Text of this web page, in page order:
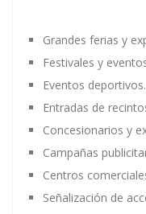
Grandes ferias y
Festivales y
Eventos deportivos.
Entradas de
Concesionarios y
Campañas
Centros
Señalización de